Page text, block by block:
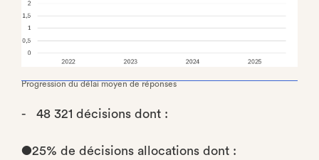
Progression du délai moyen de réponses
- 48 321 décisions dont :
●25% de décisions allocations dont :